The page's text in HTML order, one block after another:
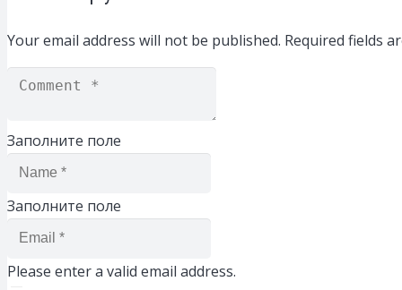
Your email address will not be published. Required fields
Заполните поле
Заполните поле
Please enter a valid email address.